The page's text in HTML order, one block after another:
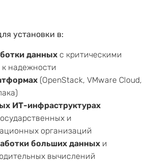
установки в:
данных с критическими
надежности
(OpenStack, VMware Cloud,
ИТ-инфраструктурах
и
организаций
больших данных и
вычислений